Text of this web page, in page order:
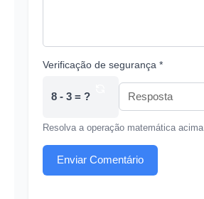
Verificação de segurança *
8 - 3 = ?
Resolva a operação matemática acima
Enviar Comentário